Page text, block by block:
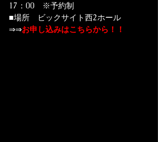
17：00　※予約制
■場所　ビックサイト西2ホール
⇒⇒お申し込みはこちらから！！